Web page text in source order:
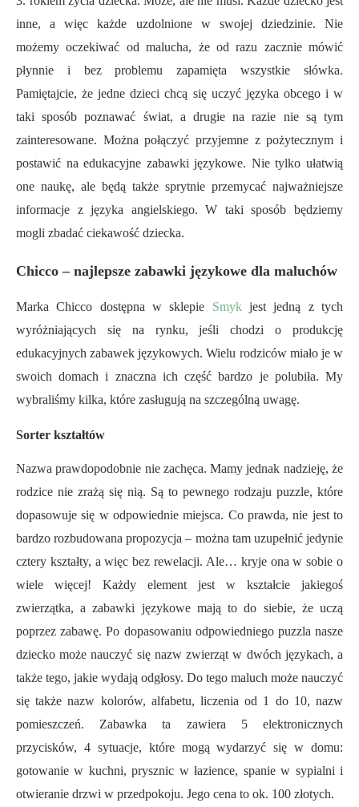
inne, a więc każde uzdolnione w swojej dziedzinie. Nie
możemy oczekiwać od malucha, że od razu zacznie mówić
płynnie i bez problemu zapamięta wszystkie słówka.
Pamiętajcie, że jedne dzieci chcą się uczyć języka obcego i w
taki sposób poznawać świat, a drugie na razie nie są tym
zainteresowane. Można połączyć przyjemne z pożytecznym i
postawić na edukacyjne zabawki językowe. Nie tylko ułatwią
one naukę, ale będą także sprytnie przemycać najważniejsze
informacje z języka angielskiego. W taki sposób będziemy
mogli zbadać ciekawość dziecka.
Chicco – najlepsze zabawki językowe dla maluchów
Marka Chicco dostępna w sklepie Smykjest jedną z tych
wyróżniających się na rynku, jeśli chodzi o produkcję
edukacyjnych zabawek językowych. Wielu rodziców miało je w
swoich domach i znaczna ich część bardzo je polubiła. My
wybraliśmy kilka, które zasługują na szczególną uwagę.
Sorter kształtów
Nazwa prawdopodobnie nie zachęca. Mamy jednak nadzieję, że
rodzice nie zrażą się nią. Są to pewnego rodzaju puzzle, które
dopasowuje się w odpowiednie miejsca. Co prawda, nie jest to
bardzo rozbudowana propozycja – można tam uzupełnić jedynie
cztery kształty, a więc bez rewelacji. Ale… kryje ona w sobie o
wiele więcej! Każdy element jest w kształcie jakiegoś
zwierzątka, a zabawki językowe mają to do siebie, że uczą
poprzez zabawę. Po dopasowaniu odpowiedniego puzzla nasze
dziecko może nauczyć się nazw zwierząt w dwóch językach, a
także tego, jakie wydają odgłosy. Do tego maluch może nauczyć
się także nazw kolorów, alfabetu, liczenia od 1 do 10, nazw
pomieszczeń. Zabawka ta zawiera 5 elektronicznych
przycisków, 4 sytuacje, które mogą wydarzyć się w domu:
gotowanie w kuchni, prysznic w łazience, spanie w sypialni i
otwieranie drzwi w przedpokoju. Jego cena to ok. 100 złotych.